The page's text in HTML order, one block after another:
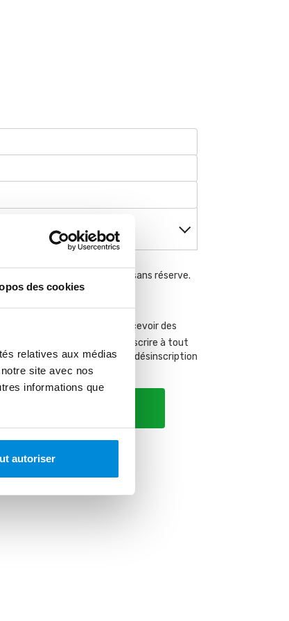
des cookies
relatives aux médias
site avec nos
informations que
autoriser
de vente et j'y adhère sans réserve.
mail, vous acceptez de recevoir des
part. Vous pouvez vous désinscrire à tout
mail et à travers les liens de désinscription
la commande